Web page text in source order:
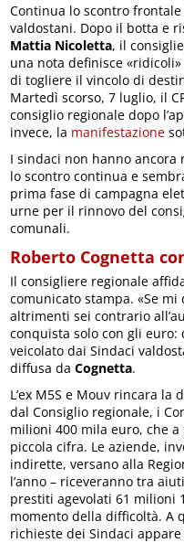
Continua lo scontro
valdostani. Dopo il botta e
Mattia Nicoletta, il
una nota definisce
di togliere il vincolo di
Martedì scorso, 7 luglio, il
consiglio regionale dopo
invece, la manifestazione
I sindaci non hanno ancora
lo scontro continua e
prima fase di campagna
urne per il rinnovo del
comunali.
Roberto Cognetta
Il consigliere regionale
comunicato stampa. «Se
altrimenti sei contrario
conquista solo con gli
veicolato dai Sindaci
diffusa daCognetta.
L’ex M5S e Mouv rincara la
dal Consiglio regionale, i
milioni 400 mila euro, che
piccola cifra. Le aziende,
indirette, versano alla
l’anno – riceveranno tra
prestiti agevolati 61 milioni
momento della difficoltà. A
richieste dei Sindaci appare